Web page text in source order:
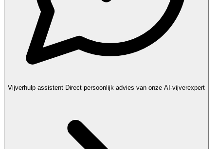
Vijverhulp assistent Direct persoonlijk advies van onze AI-vijverexpert